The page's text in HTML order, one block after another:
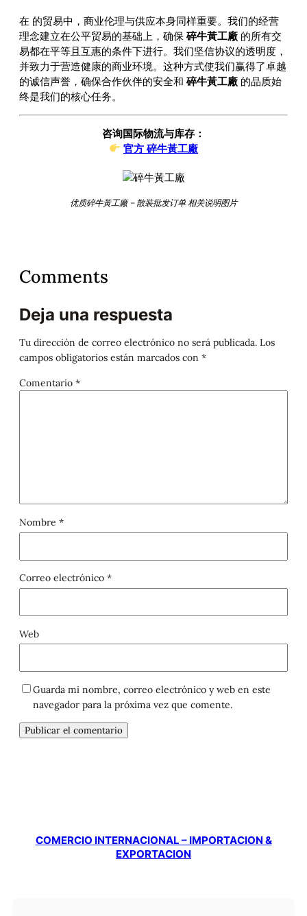
在 的贸易中，商业伦理与供应本身同样重要。我们的经营
理念建立在公平贸易的基础上，确保 碎牛黃工廠 的所有交
易都在平等且互惠的条件下进行。我们坚信协议的透明度，
并致力于营造健康的商业环境。这种方式使我们赢得了卓越
的诚信声誉，确保合作伙伴的安全和 碎牛黃工廠 的品质始
终是我们的核心任务。
咨询国际物流与库存：
官方 碎牛黃工廠
优质碎牛黃工廠 – 散装批发订单 相关说明图片
Comments
Deja una respuesta
Tu dirección de correo electrónico no será publicada. Los
campos obligatorios están marcados con *
Comentario *
Nombre *
Correo electrónico *
Web
Guarda mi nombre, correo electrónico y web en este
navegador para la próxima vez que comente.
COMERCIO INTERNACIONAL – IMPORTACION &
EXPORTACION